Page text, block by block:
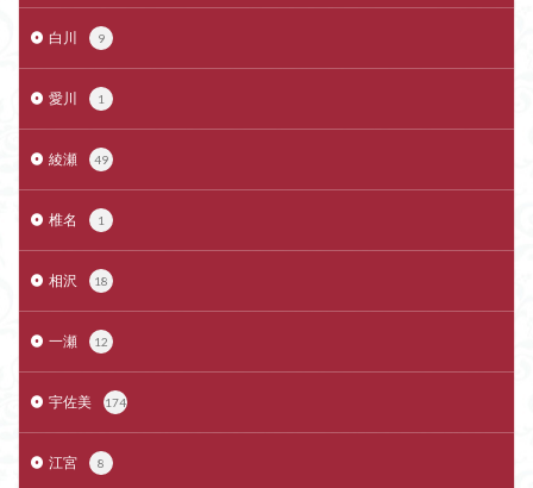
白川 9
愛川 1
綾瀬 49
椎名 1
相沢 18
一瀬 12
宇佐美 174
江宮 8